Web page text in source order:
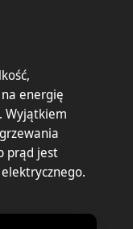
energię
Wyjątkiem
prąd jest